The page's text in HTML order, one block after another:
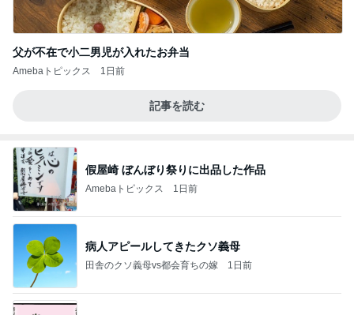
父が不在で小二男児が入れたお弁当
Amebaトピックス 1日前
記事を読む
假屋崎 ぼんぼり祭りに出品した作品
Amebaトピックス 1日前
病人アピールしてきたクソ義母
田舎のクソ義母vs都会育ちの嫁 1日前